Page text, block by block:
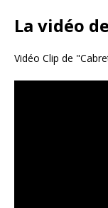
La vidéo
Vidéo Clip de